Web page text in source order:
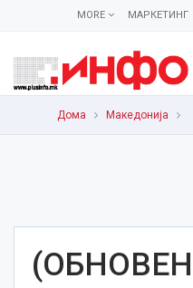
МАРКЕТИНГ
MORE
Дома Македонија